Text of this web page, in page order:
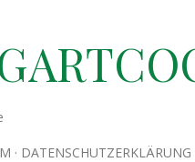
DATENSCHUTZERKLÄRUNG